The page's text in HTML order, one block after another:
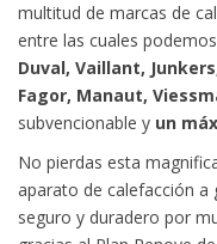
multitud de marcas de
entre las cuales
Duval, Vaillant,
Fagor, Manaut,
subvencionable y un
No pierdas esta
aparato de calefacción a
seguro y duradero por